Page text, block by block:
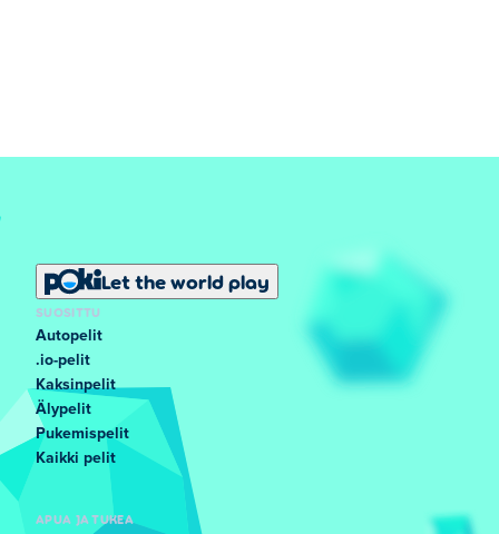
Let the world play
SUOSITTU
Autopelit
.io-pelit
Kaksinpelit
Älypelit
Pukemispelit
Kaikki pelit
APUA JA TUKEA